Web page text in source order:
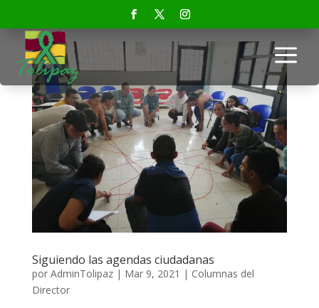
a
Siguiendo las agendas ciudadanas
por AdminTolipaz| Mar 9, 2021 | Columnas del
Director